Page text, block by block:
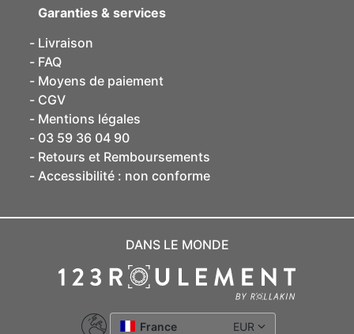
Garanties & services
Livraison
FAQ
Moyens de paiement
CGV
Mentions légales
03 59 36 04 90
Retours et Remboursements
Accessibilité : non conforme
DANS LE MONDE
France EUR